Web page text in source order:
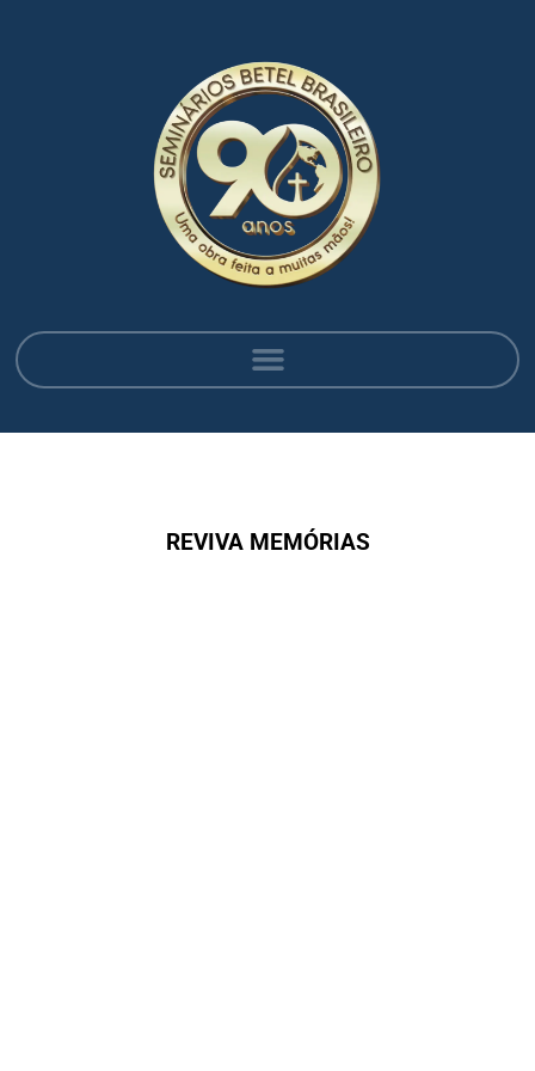
REVIVA MEMÓRIAS